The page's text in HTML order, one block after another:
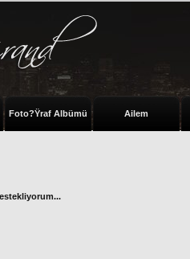
Foto?Ÿraf Albümü Ailem